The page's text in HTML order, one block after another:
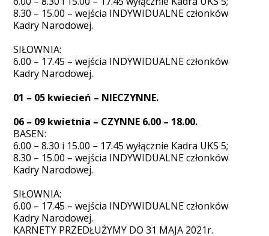
8.30 – 15.00 – wejścia INDYWIDUALNE członków
Kadry Narodowej.
SIŁOWNIA:
6.00 – 17.45 – wejścia INDYWIDUALNE członków
Kadry Narodowej.
01 – 05 kwiecień – NIECZYNNE.
06 – 09 kwietnia – CZYNNE 6.00 – 18.00.
BASEN:
6.00 – 8.30 i 15.00 – 17.45 wyłącznie Kadra UKS 5;
8.30 – 15.00 – wejścia INDYWIDUALNE członków
Kadry Narodowej.
SIŁOWNIA:
6.00 – 17.45 – wejścia INDYWIDUALNE członków
Kadry Narodowej.
KARNETY PRZEDŁUŻYMY DO 31 MAJA 2021r.